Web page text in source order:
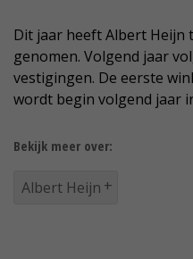
Dit jaar heeft Albert Heijn
genomen. Volgend jaar
vestigingen. De eerste
wordt begin volgend jaar
Bekijk meer over:
Albert Heijn